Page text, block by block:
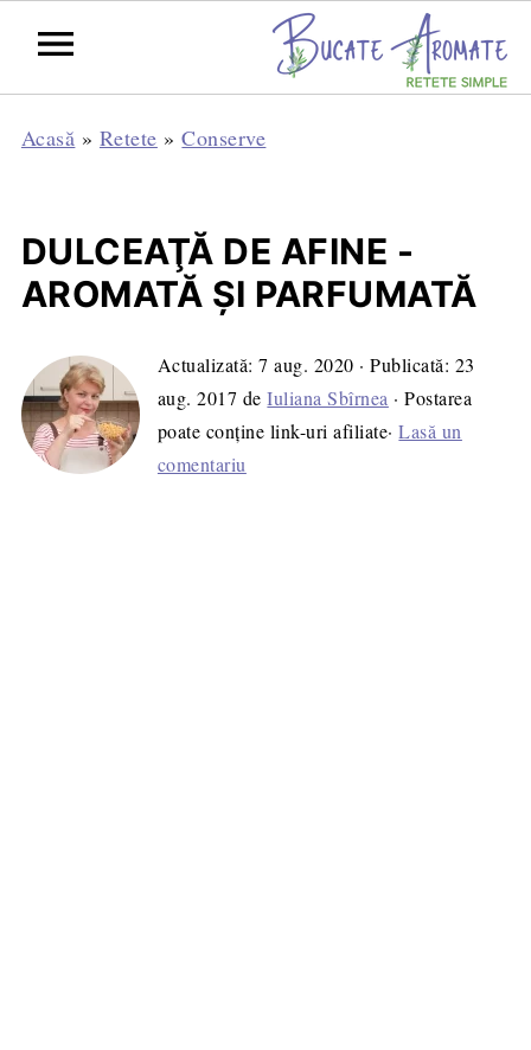
Acasă » Retete »Conserve
DULCEAŢĂ DE AFINE -
AROMATĂ ȘI PARFUMATĂ
Actualizată:7 aug. 2020 · Publicată: 23
aug. 2017 deIuliana Sbîrnea · Postarea
poate conține link-uri afiliate·Lasă un
comentariu